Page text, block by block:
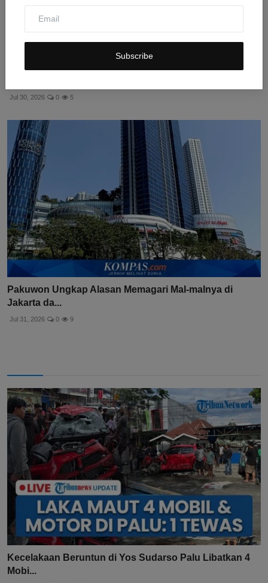
Subscribe
Kejagung Periksa Taipan Properti Tan Kian dan Ferry
Jul 30, 2026 0 5
Pakuwon Ungkap Alasan Memagari Mal-malnya di
Jakarta da...
Jul 31, 2026 0 9
Kecelakaan Beruntun di Yos Sudarso Palu Libatkan 4
Mobi...